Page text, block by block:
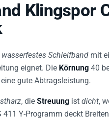
Klingspor
wasserfestes Schleifband mit
eignet. Die Körnung 40
gute Abtragsleistung.
, die Streuung ist dicht,
411 Y-Programm deckt